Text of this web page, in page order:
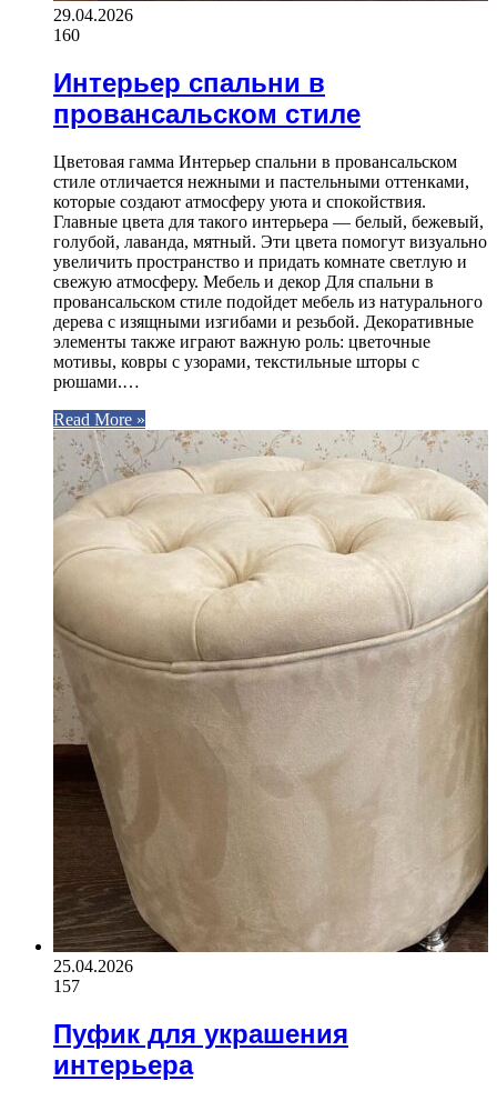
29.04.2026
160
Интерьер спальни в
провансальском стиле
Цветовая гамма Интерьер спальни в провансальском
стиле отличается нежными и пастельными оттенками,
которые создают атмосферу уюта и спокойствия.
Главные цвета для такого интерьера — белый, бежевый,
голубой, лаванда, мятный. Эти цвета помогут визуально
увеличить пространство и придать комнате светлую и
свежую атмосферу. Мебель и декор Для спальни в
провансальском стиле подойдет мебель из натурального
дерева с изящными изгибами и резьбой. Декоративные
элементы также играют важную роль: цветочные
мотивы, ковры с узорами, текстильные шторы с
рюшами.…
Read More »
25.04.2026
157
Пуфик для украшения
интерьера